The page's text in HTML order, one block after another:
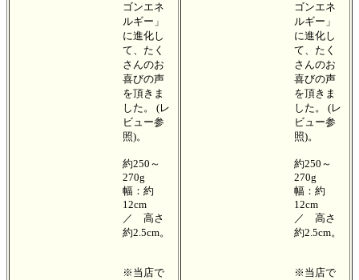
ゴンエネ
ルギー」
に進化し
て、たく
さんのお
喜びの声
を頂きま
した。 (レ
ビュー参
照)。
約250～
270g
幅：約
12cm
／ 高さ
約2.5cm。
※当店で
ゴンエネ
ルギー」
に進化し
て、たく
さんのお
喜びの声
を頂きま
した。 (レ
ビュー参
照)。
約250～
270g
幅：約
12cm
／ 高さ
約2.5cm。
※当店で